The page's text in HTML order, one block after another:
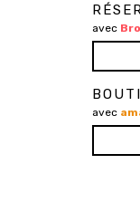
avec
avec